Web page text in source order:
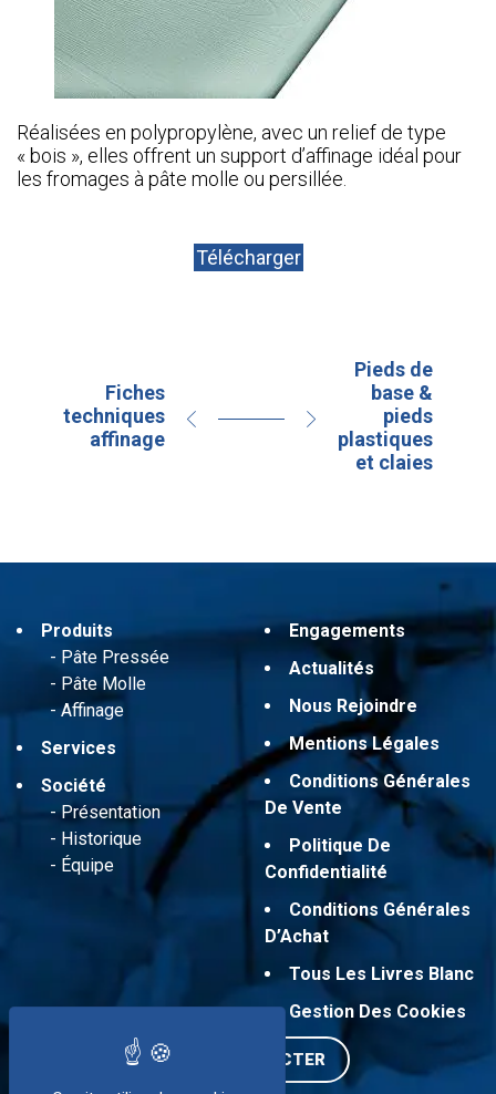
Réalisées en polypropylène, avec un relief de type
« bois », elles offrent un support d’affinage idéal pour
les fromages à pâte molle ou persillée.
Télécharger
Fiches
techniques
affinage
Pieds de
base &
pieds
plastiques
et claies
Produits
Pâte Pressée
Pâte Molle
Affinage
Services
Société
Présentation
Historique
Équipe
Engagements
Actualités
Nous Rejoindre
Mentions Légales
Conditions Générales
De Vente
Politique De
Confidentialité
Conditions Générales
D’Achat
Tous Les Livres Blanc
Gestion Des Cookies
NOUS CONTACTER